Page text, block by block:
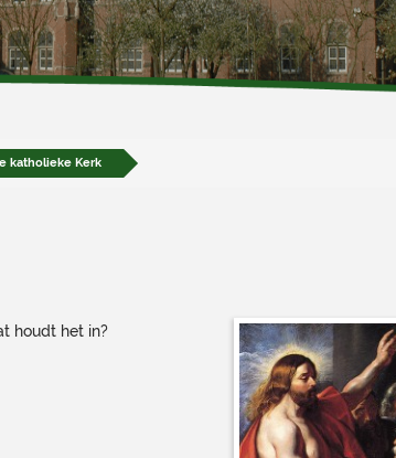
katholieke Kerk
houdt het in?